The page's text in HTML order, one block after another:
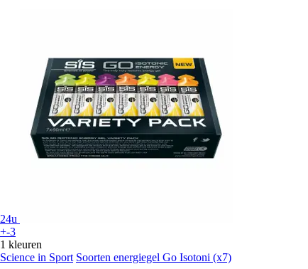
24u
+-3
1 kleuren
Science in Sport Soorten energiegel Go Isotoni (x7)